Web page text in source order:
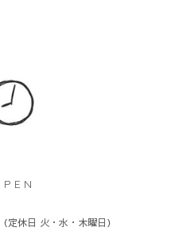
定休日 火・水・木曜日）